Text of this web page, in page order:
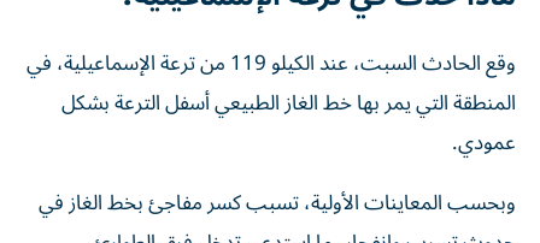
وقع الحادث السبت، عند الكيلو 119 من ترعة الإسماعيلية، في
المنطقة التي يمر بها خط الغاز الطبيعي أسفل الترعة بشكل
عمودي.
وبحسب المعاينات الأولية، تسبب كسر مفاجئ بخط الغاز في